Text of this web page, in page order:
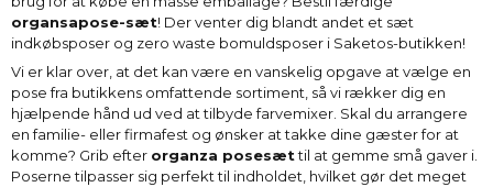
organsapose-sæt! Der venter dig blandt andet et sæt
indkøbsposer og zero waste bomuldsposer i Saketos-butikken!
Vi er klar over, at det kan være en vanskelig opgave at vælge en
pose fra butikkens omfattende sortiment, så vi rækker dig en
hjælpende hånd ud ved at tilbyde farvemixer. Skal du arrangere
en familie- eller firmafest og ønsker at takke dine gæster for at
komme? Grib efter organza posesættil at gemme små gaver i.
Poserne tilpasser sig perfekt til indholdet, hvilket gør det meget